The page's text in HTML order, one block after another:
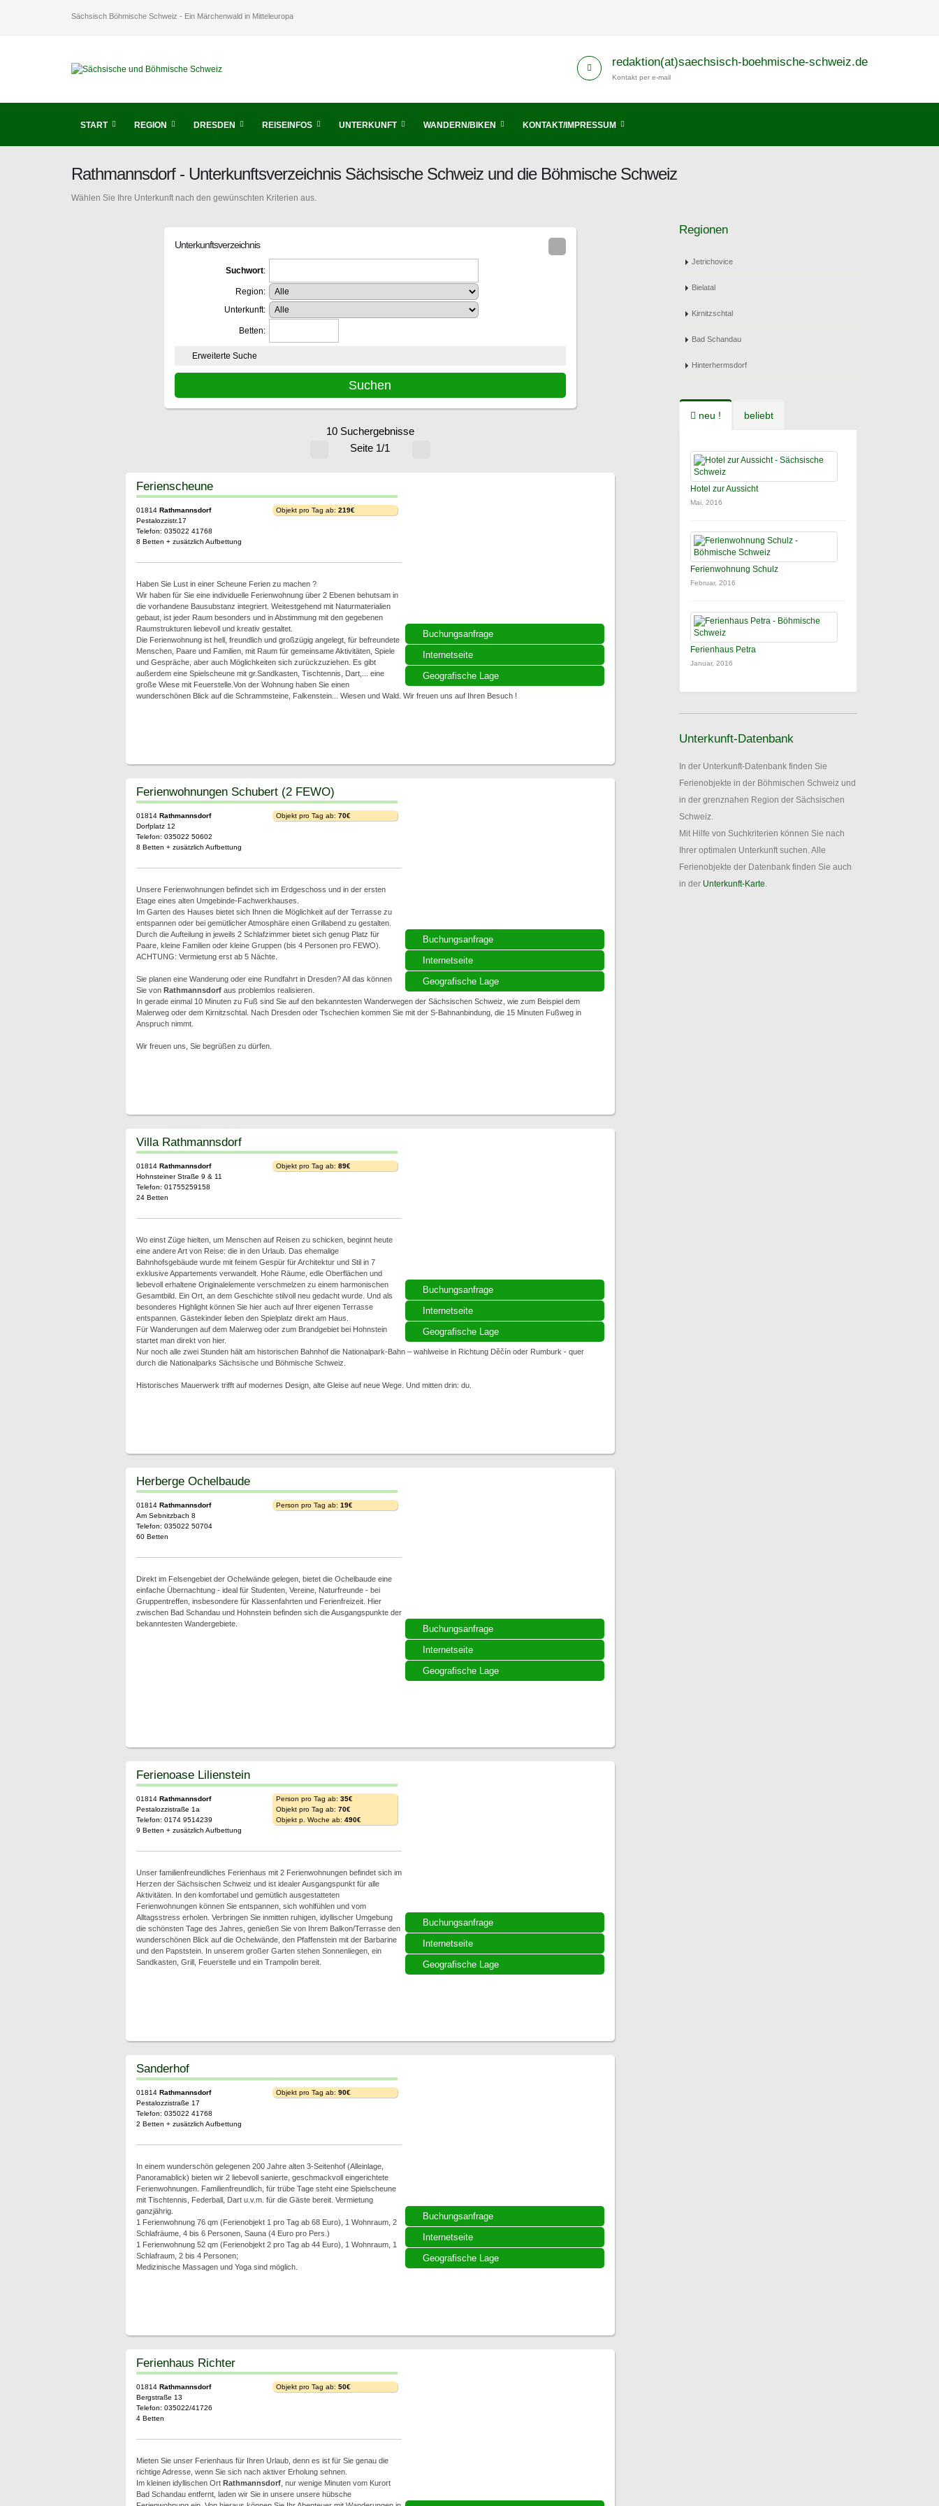
Sächsisch Böhmische Schweiz - Ein Märchenwald in Mitteleuropa
redaktion(at)saechsisch-boehmische-schweiz.de
Kontakt per e-mail
START REGION DRESDEN REISEINFOS UNTERKUNFT WANDERN/BIKEN KONTAKT/IMPRESSUM
Rathmannsdorf - Unterkunftsverzeichnis Sächsische Schweiz und die Böhmische Schweiz
Wählen Sie Ihre Unterkunft nach den gewünschten Kriterien aus.
Unterkunftsverzeichnis
Suchwort:
Region:
Unterkunft:
Betten:
Erweiterte Suche
10 Suchergebnisse
Seite 1/1
Buchungsanfrage
Internetseite
Geografische Lage
Ferienscheune
01814 Rathmannsdorf
Pestalozzistr.17
Telefon: 035022 41768
8 Betten + zusätzlich Aufbettung
Objekt pro Tag ab: 219€
Haben Sie Lust in einer Scheune Ferien zu machen ?
Wir haben für Sie eine individuelle Ferienwohnung über 2 Ebenen behutsam in
die vorhandene Bausubstanz integriert. Weitestgehend mit Naturmaterialien
gebaut, ist jeder Raum besonders und in Abstimmung mit den gegebenen
Raumstrukturen liebevoll und kreativ gestaltet.
Die Ferienwohnung ist hell, freundlich und großzügig angelegt, für befreundete
Menschen, Paare und Familien, mit Raum für gemeinsame Aktivitäten, Spiele
und Gespräche, aber auch Möglichkeiten sich zurückzuziehen. Es gibt
außerdem eine Spielscheune mit gr.Sandkasten, Tischtennis, Dart,... eine
große Wiese mit Feuerstelle.Von der Wohnung haben Sie einen
wunderschönen Blick auf die Schrammsteine, Falkenstein... Wiesen und Wald. Wir freuen uns auf Ihren Besuch !
Buchungsanfrage
Internetseite
Geografische Lage
Ferienwohnungen Schubert (2 FEWO)
01814 Rathmannsdorf
Dorfplatz 12
Telefon: 035022 50602
8 Betten + zusätzlich Aufbettung
Objekt pro Tag ab: 70€
Unsere Ferienwohnungen befindet sich im Erdgeschoss und in der ersten
Etage eines alten Umgebinde-Fachwerkhauses.
Im Garten des Hauses bietet sich Ihnen die Möglichkeit auf der Terrasse zu
entspannen oder bei gemütlicher Atmosphäre einen Grillabend zu gestalten.
Durch die Aufteilung in jeweils 2 Schlafzimmer bietet sich genug Platz für
Paare, kleine Familien oder kleine Gruppen (bis 4 Personen pro FEWO).
ACHTUNG: Vermietung erst ab 5 Nächte.
Sie planen eine Wanderung oder eine Rundfahrt in Dresden? All das können
Sie von Rathmannsdorfaus problemlos realisieren.
In gerade einmal 10 Minuten zu Fuß sind Sie auf den bekanntesten Wanderwegen der Sächsischen Schweiz, wie zum Beispiel dem
Malerweg oder dem Kirnitzschtal. Nach Dresden oder Tschechien kommen Sie mit der S-Bahnanbindung, die 15 Minuten Fußweg in
Anspruch nimmt.
Wir freuen uns, Sie begrüßen zu dürfen.
Buchungsanfrage
Internetseite
Geografische Lage
Villa Rathmannsdorf
01814 Rathmannsdorf
Hohnsteiner Straße 9 & 11
Telefon: 01755259158
24 Betten
Objekt pro Tag ab: 89€
Wo einst Züge hielten, um Menschen auf Reisen zu schicken, beginnt heute
eine andere Art von Reise: die in den Urlaub. Das ehemalige
Bahnhofsgebäude wurde mit feinem Gespür für Architektur und Stil in 7
exklusive Appartements verwandelt. Hohe Räume, edle Oberflächen und
liebevoll erhaltene Originalelemente verschmelzen zu einem harmonischen
Gesamtbild. Ein Ort, an dem Geschichte stilvoll neu gedacht wurde. Und als
besonderes Highlight können Sie hier auch auf Ihrer eigenen Terrasse
entspannen. Gästekinder lieben den Spielplatz direkt am Haus.
Für Wanderungen auf dem Malerweg oder zum Brandgebiet bei Hohnstein
startet man direkt von hier.
Nur noch alle zwei Stunden hält am historischen Bahnhof die Nationalpark-Bahn – wahlweise in Richtung Děčín oder Rumburk - quer
durch die Nationalparks Sächsische und Böhmische Schweiz.
Historisches Mauerwerk trifft auf modernes Design, alte Gleise auf neue Wege. Und mitten drin: du.
Buchungsanfrage
Internetseite
Geografische Lage
Herberge Ochelbaude
01814 Rathmannsdorf
Am Sebnitzbach 8
Telefon: 035022 50704
60 Betten
Person pro Tag ab: 19€
Direkt im Felsengebiet der Ochelwände gelegen, bietet die Ochelbaude eine
einfache Übernachtung - ideal für Studenten, Vereine, Naturfreunde - bei
Gruppentreffen, insbesondere für Klassenfahrten und Ferienfreizeit. Hier
zwischen Bad Schandau und Hohnstein befinden sich die Ausgangspunkte der
bekanntesten Wandergebiete.
Buchungsanfrage
Internetseite
Geografische Lage
Ferienoase Lilienstein
01814 Rathmannsdorf
Pestalozzistraße 1a
Telefon: 0174 9514239
9 Betten + zusätzlich Aufbettung
Person pro Tag ab: 35€
Objekt pro Tag ab: 70€
Objekt p. Woche ab: 490€
Unser familienfreundliches Ferienhaus mit 2 Ferienwohnungen befindet sich im
Herzen der Sächsischen Schweiz und ist idealer Ausgangspunkt für alle
Aktivitäten. In den komfortabel und gemütlich ausgestatteten
Ferienwohnungen können Sie entspannen, sich wohlfühlen und vom
Alltagsstress erholen. Verbringen Sie inmitten ruhigen, idyllischer Umgebung
die schönsten Tage des Jahres, genießen Sie von Ihrem Balkon/Terrasse den
wunderschönen Blick auf die Ochelwände, den Pfaffenstein mit der Barbarine
und den Papststein. In unserem großer Garten stehen Sonnenliegen, ein
Sandkasten, Grill, Feuerstelle und ein Trampolin bereit.
Buchungsanfrage
Internetseite
Geografische Lage
Sanderhof
01814 Rathmannsdorf
Pestalozzistraße 17
Telefon: 035022 41768
2 Betten + zusätzlich Aufbettung
Objekt pro Tag ab: 90€
In einem wunderschön gelegenen 200 Jahre alten 3-Seitenhof (Alleinlage,
Panoramablick) bieten wir 2 liebevoll sanierte, geschmackvoll eingerichtete
Ferienwohnungen. Familienfreundlich, für trübe Tage steht eine Spielscheune
mit Tischtennis, Federball, Dart u.v.m. für die Gäste bereit. Vermietung
ganzjährig.
1 Ferienwohnung 76 qm (Ferienobjekt 1 pro Tag ab 68 Euro), 1 Wohnraum, 2
Schlafräume, 4 bis 6 Personen, Sauna (4 Euro pro Pers.)
1 Ferienwohnung 52 qm (Ferienobjekt 2 pro Tag ab 44 Euro), 1 Wohnraum, 1
Schlafraum, 2 bis 4 Personen;
Medizinische Massagen und Yoga sind möglich.
Ferienhaus Richter
01814 Rathmannsdorf
Bergstraße 13
Telefon: 035022/41726
4 Betten
Objekt pro Tag ab: 50€
Mieten Sie unser Ferienhaus für Ihren Urlaub, denn es ist für Sie genau die
richtige Adresse, wenn Sie sich nach aktiver Erholung sehnen.
Im kleinen idyllischen Ort Rathmannsdorf, nur wenige Minuten vom Kurort
Bad Schandau entfernt, laden wir Sie in unsere unsere hübsche
Regionen
Jetrichovice
Bielatal
Kirnitzschtal
Bad Schandau
Hinterhermsdorf
neu ! beliebt
Hotel zur Aussicht
Mai, 2016
Ferienwohnung Schulz
Februar, 2016
Ferienhaus Petra
Januar, 2016
Unterkunft-Datenbank
In der Unterkunft-Datenbank finden Sie
Ferienobjekte in der Böhmischen Schweiz und
in der grenznahen Region der Sächsischen
Schweiz.
Mit Hilfe von Suchkriterien können Sie nach
Ihrer optimalen Unterkunft suchen. Alle
Ferienobjekte der Datenbank finden Sie auch
in der Unterkunft-Karte.